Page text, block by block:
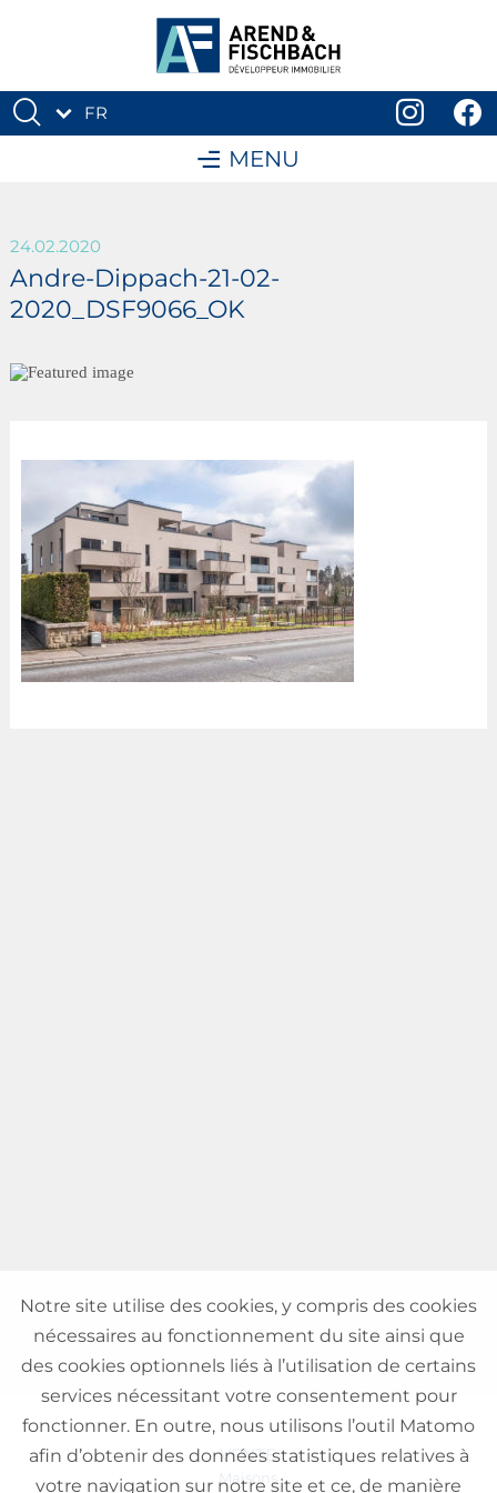
FR
MENU
24.02.2020
Andre-Dippach-21-02-
2020_DSF9066_OK
VENTE
Maisons
Notre site utilise des cookies, y compris des cookies
nécessaires au fonctionnement du site ainsi que
des cookies optionnels liés à l’utilisation de certains
services nécessitant votre consentement pour
fonctionner. En outre, nous utilisons l’outil Matomo
afin d’obtenir des données statistiques relatives à
votre navigation sur notre site et ce, de manière